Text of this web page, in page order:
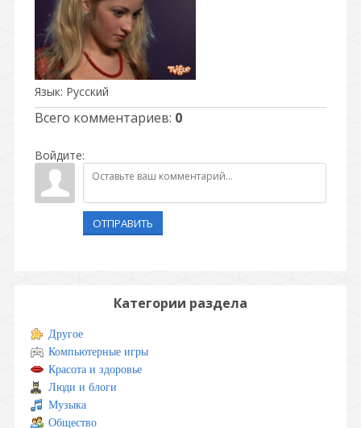
Язык: Русский
Всего комментариев: 0
Войдите:
ОТПРАВИТЬ
Категории раздела
Другое
Компьютерные игры
Красота и здоровье
Люди и блоги
Музыка
Общество